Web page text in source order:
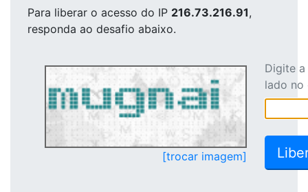
Para liberar o acesso do IP 216.73.216.91,
responda ao desafio abaixo.
[trocar imagem]
Digite
lado no